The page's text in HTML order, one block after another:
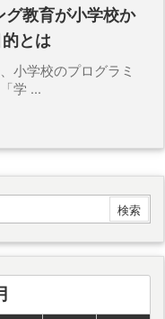
グ教育が小学校か
とは
小学校のプログラミ
学 ...